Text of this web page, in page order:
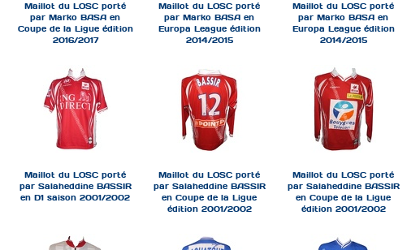
Maillot du LOSC porté
par Marko BASA en
Coupe de la Ligue édition
2016/2017
Maillot du LOSC porté
par Marko BASA en
Europa League édition
2014/2015
Maillot du LOSC porté
par Marko BASA en
Europa League édition
2014/2015
Maillot du LOSC porté
par Salaheddine BASSIR
en D1 saison 2001/2002
Maillot du LOSC porté
par Salaheddine BASSIR
en Coupe de la Ligue
édition 2001/2002
Maillot du LOSC porté
par Salaheddine BASSIR
en Coupe de la Ligue
édition 2001/2002